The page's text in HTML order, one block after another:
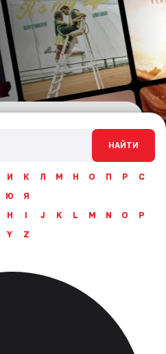
НАЙТИ
И К Л М Н О П Р
С
Ю
Я
H I J K L M N O
P
Y Z